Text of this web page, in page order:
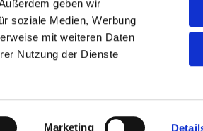
geben wir
soziale Medien, Werbung
mit weiteren Daten
Nutzung der Dienste
Marketing